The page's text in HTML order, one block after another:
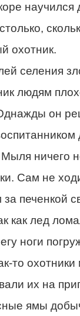
научился
охотник.
селения
людям
он
ничего
Сам не
печенкой
как лед
ноги
то охотники
их на
ямы